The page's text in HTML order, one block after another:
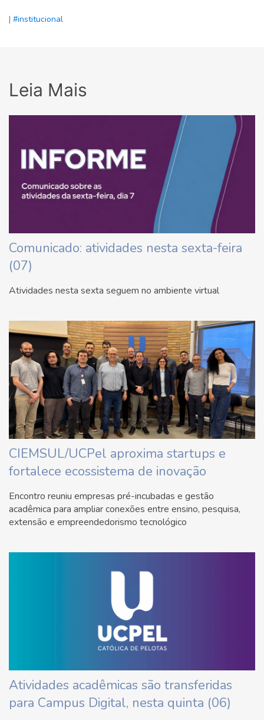
| #institucional
Leia Mais
Comunicado: atividades nesta sexta-feira
(07)
Atividades nesta sexta seguem no ambiente virtual
CIEMSUL/UCPel aproxima startups e
fortalece ecossistema de inovação
Encontro reuniu empresas pré-incubadas e gestão
acadêmica para ampliar conexões entre ensino, pesquisa,
extensão e empreendedorismo tecnológico
Atividades acadêmicas são transferidas
para Campus Digital, nesta quinta (06)